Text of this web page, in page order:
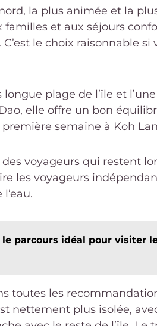
la plus animée et la
et aux séjours
le choix raisonnable si
plage de l’île et
elle offre un bon
semaine à Koh
des voyageurs qui restent
les voyageurs
parcours idéal pour visiter
toutes les
nettement plus isolée,